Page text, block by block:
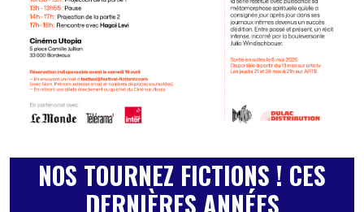
NOS TOURNEZ FICTIONS ! CES
DERNIÈRES ANNÉES